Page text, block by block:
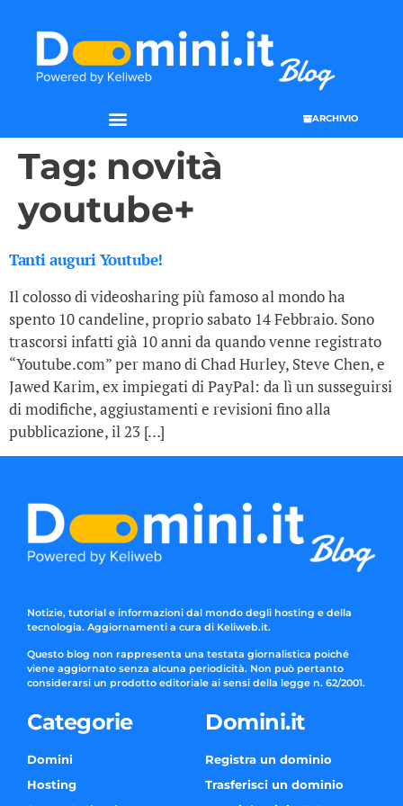
ARCHIVIO
Tag: novità
youtube+
Tanti auguri Youtube!
Il colosso di videosharing più famoso al mondo ha
spento 10 candeline, proprio sabato 14 Febbraio. Sono
trascorsi infatti già 10 anni da quando venne registrato
“Youtube.com” per mano di Chad Hurley, Steve Chen, e
Jawed Karim, ex impiegati di PayPal: da lì un susseguirsi
di modifiche, aggiustamenti e revisioni fino alla
pubblicazione, il 23 […]
Notizie, tutorial e informazioni dal mondo degli hosting e della
tecnologia. Aggiornamenti a cura di Keliweb.it.
Questo blog non rappresenta una testata giornalistica poiché
viene aggiornato senza alcuna periodicità. Non può pertanto
considerarsi un prodotto editoriale ai sensi della legge n. 62/2001.
Categorie
Domini
Hosting
Domini.it
Registra un dominio
Trasferisci un dominio